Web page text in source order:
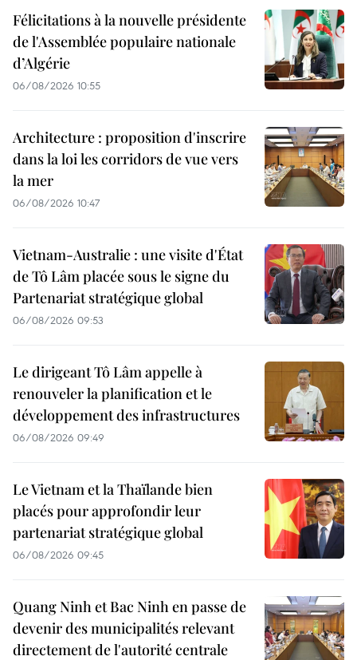
Félicitations à la nouvelle présidente
de l'Assemblée populaire nationale
d’Algérie
06/08/2026 10:55
Architecture : proposition d'inscrire
dans la loi les corridors de vue vers
la mer
06/08/2026 10:47
Vietnam-Australie : une visite d'État
de Tô Lâm placée sous le signe du
Partenariat stratégique global
06/08/2026 09:53
Le dirigeant Tô Lâm appelle à
renouveler la planification et le
développement des infrastructures
06/08/2026 09:49
Le Vietnam et la Thaïlande bien
placés pour approfondir leur
partenariat stratégique global
06/08/2026 09:45
Quang Ninh et Bac Ninh en passe de
devenir des municipalités relevant
directement de l'autorité centrale